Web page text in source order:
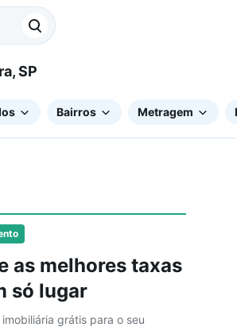
SP
Bairros Metragem
as melhores taxas
só lugar
imobiliária grátis para o seu